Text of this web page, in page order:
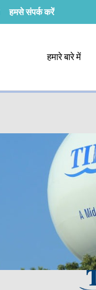
हमसे संपर्क करें
हमारे बारे में